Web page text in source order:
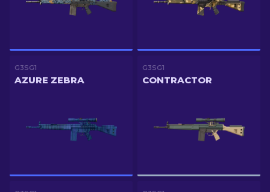
G3SG1
AZURE ZEBRA
G3SG1
CONTRACTOR